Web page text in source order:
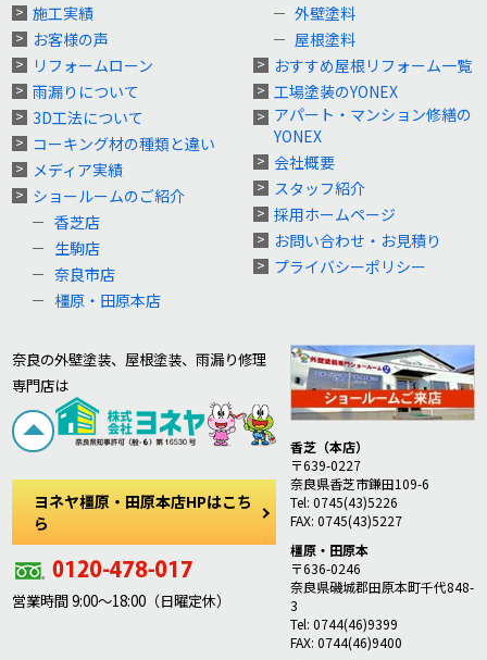
施工実績
お客様の声
リフォームローン
雨漏りについて
3D工法について
コーキング材の種類と違い
メディア実績
ショールームのご紹介
香芝店
生駒店
奈良市店
橿原・田原本店
外壁塗料
屋根塗料
おすすめ屋根リフォーム一覧
工場塗装のYONEX
アパート・マンション修繕の
YONEX
会社概要
スタッフ紹介
採用ホームページ
お問い合わせ・お見積り
プライバシーポリシー
奈良の外壁塗装、屋根塗装、雨漏り修理
専門店は
ヨネヤ橿原・田原本店HPはこち
ら
営業時間 9:00～18:00（日曜定休）
香芝（本店）
〒639-0227
奈良県香芝市鎌田109-6
Tel: 0745(43)5226
FAX: 0745(43)5227
橿原・田原本
〒636-0246
奈良県磯城郡田原本町千代848-
3
Tel: 0744(46)9399
FAX: 0744(46)9400